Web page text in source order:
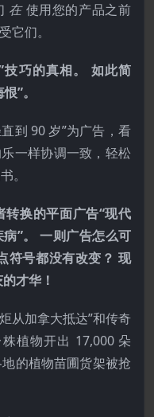
在使用您的产品之前
它们。
巧的真相。 如此简
”。
到 90 岁”为广告，看
一样协调一致，轻松
。
换的平面广告“现代
”。 一则广告怎么可
号都没有改变？ 现
才华！
从加拿大抵达”和传奇
植物开出 17,000 朵
的植物苗圃货架被抢